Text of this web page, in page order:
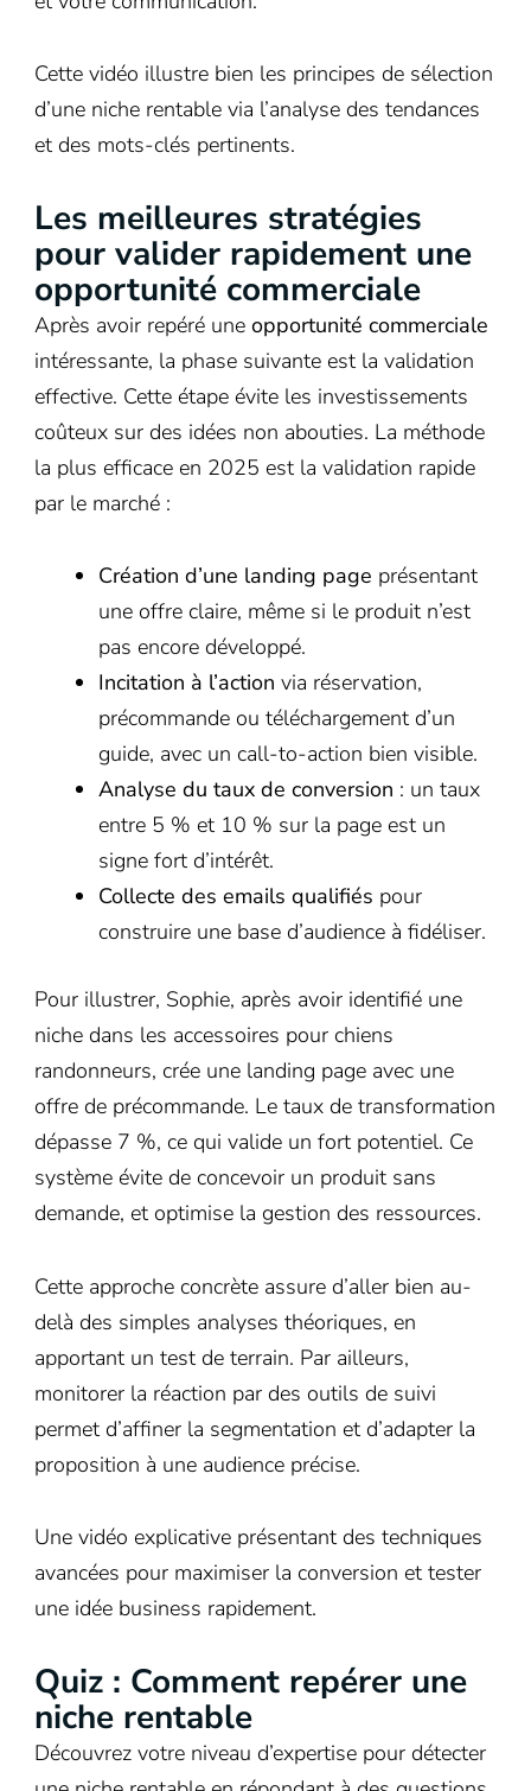
Cette vidéo illustre bien les principes de sélection
d’une niche rentable via l’analyse des tendances
et des mots-clés pertinents.
Les meilleures stratégies
pour valider rapidement une
opportunité commerciale
Après avoir repéré une opportunité commerciale
intéressante, la phase suivante est la validation
effective. Cette étape évite les investissements
coûteux sur des idées non abouties. La méthode
la plus efficace en 2025 est la validation rapide
par le marché :
Création d’une landing page présentant
une offre claire, même si le produit n’est
pas encore développé.
Incitation à l’action via réservation,
précommande ou téléchargement d’un
guide, avec un call-to-action bien visible.
Analyse du taux de conversion : un taux
entre 5 % et 10 % sur la page est un
signe fort d’intérêt.
Collecte des emails qualifiés pour
construire une base d’audience à fidéliser.
Pour illustrer, Sophie, après avoir identifié une
niche dans les accessoires pour chiens
randonneurs, crée une landing page avec une
offre de précommande. Le taux de transformation
dépasse 7 %, ce qui valide un fort potentiel. Ce
système évite de concevoir un produit sans
demande, et optimise la gestion des ressources.
Cette approche concrète assure d’aller bien au-
delà des simples analyses théoriques, en
apportant un test de terrain. Par ailleurs,
monitorer la réaction par des outils de suivi
permet d’affiner la segmentation et d’adapter la
proposition à une audience précise.
Une vidéo explicative présentant des techniques
avancées pour maximiser la conversion et tester
une idée business rapidement.
Quiz : Comment repérer une
niche rentable
Découvrez votre niveau d’expertise pour détecter